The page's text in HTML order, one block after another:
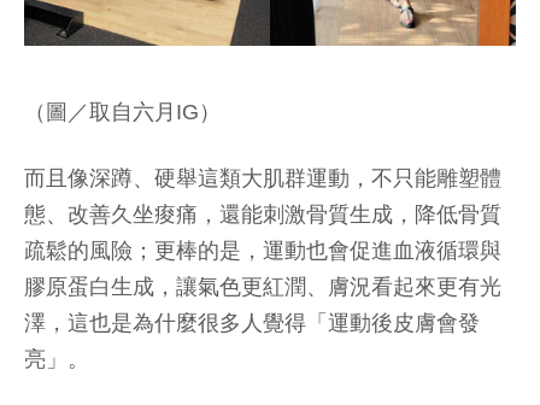
（圖／取自六月IG）
而且像深蹲、硬舉這類大肌群運動，不只能雕塑體
態、改善久坐痠痛，還能刺激骨質生成，降低骨質
疏鬆的風險；更棒的是，運動也會促進血液循環與
膠原蛋白生成，讓氣色更紅潤、膚況看起來更有光
澤，這也是為什麼很多人覺得「運動後皮膚會發
亮」。